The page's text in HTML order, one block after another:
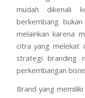
mudah dikenali
berkembang
melainkan karena
citra yang melekat
strategi branding
perkembangan
Brand yang